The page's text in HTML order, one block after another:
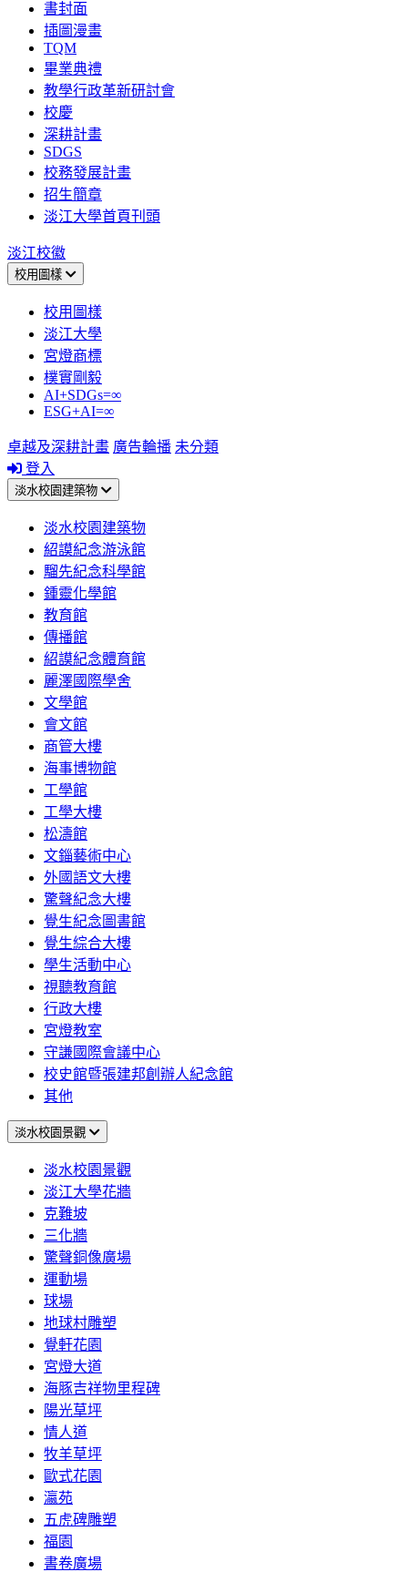
書封面
插圖漫畫
TQM
畢業典禮
教學行政革新研討會
校慶
深耕計畫
SDGS
校務發展計畫
招生簡章
淡江大學首頁刊頭
淡江校徽
校用圖樣
校用圖樣
淡江大學
宮燈商標
樸實剛毅
AI+SDGs=∞
ESG+AI=∞
卓越及深耕計畫 廣告輪播 未分類
登入
淡水校園建築物
淡水校園建築物
紹謨紀念游泳館
騮先紀念科學館
鍾靈化學館
教育館
傳播館
紹謨紀念體育館
麗澤國際學舍
文學館
會文館
商管大樓
海事博物館
工學館
工學大樓
松濤館
文錙藝術中心
外國語文大樓
驚聲紀念大樓
覺生紀念圖書館
覺生綜合大樓
學生活動中心
視聽教育館
行政大樓
宮燈教室
守謙國際會議中心
校史館暨張建邦創辦人紀念館
其他
淡水校園景觀
淡水校園景觀
淡江大學花牆
克難坡
三化牆
驚聲銅像廣場
運動場
球場
地球村雕塑
覺軒花園
宮燈大道
海豚吉祥物里程碑
陽光草坪
情人道
牧羊草坪
歐式花園
瀛苑
五虎碑雕塑
福園
書卷廣場